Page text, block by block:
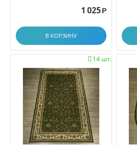
1 025 Р
В КОРЗИНУ
14 шт.
